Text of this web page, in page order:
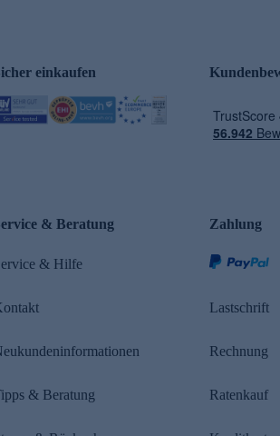
einkaufen
& Beratung
& Hilfe
& Beratung
Zahlung
Lastschrift
Rechnung
Ratenkauf